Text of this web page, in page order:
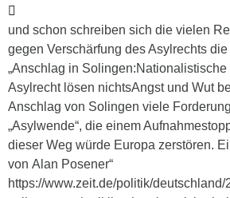
und schon schreiben sich die vielen
gegen Verschärfung des Asylrechts
„Anschlag in
Asylrecht lösen nichtsAngst und Wut
Anschlag von Solingen viele
„Asylwende“, die einem
dieser Weg würde Europa zerstören.
von Alan Posener“
https://www.zeit.de/politik/